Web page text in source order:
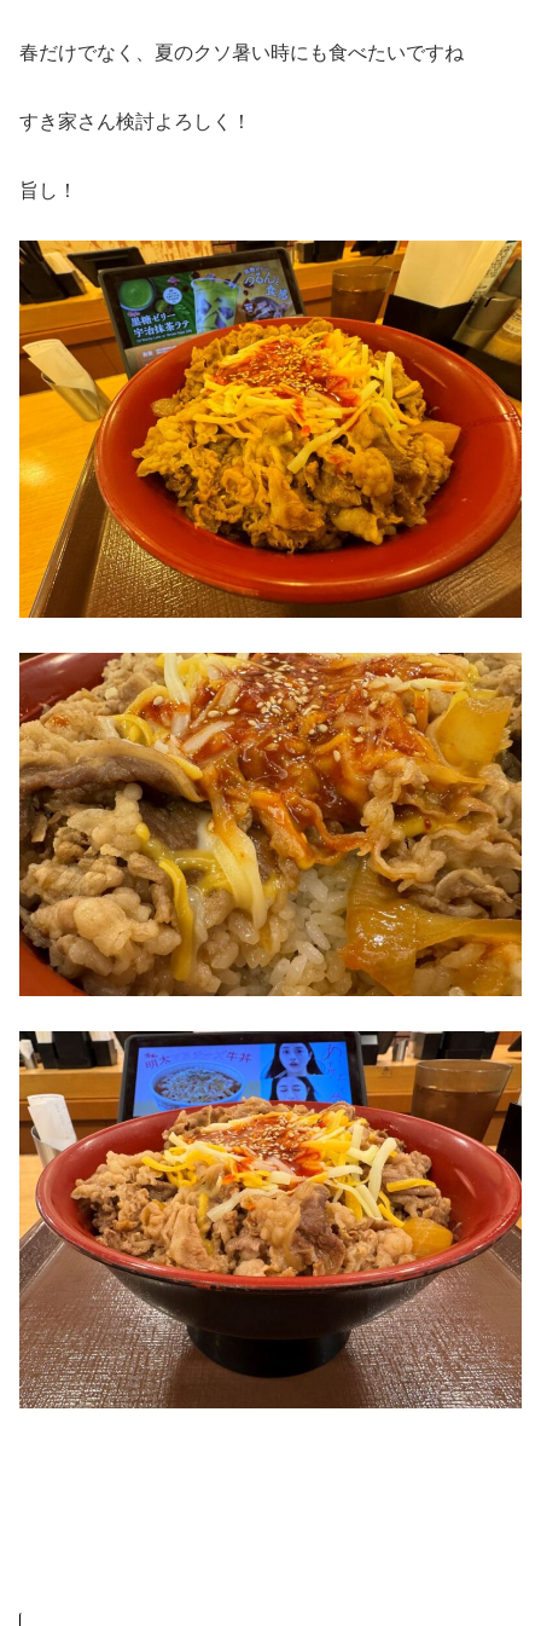
春だけでなく、夏のクソ暑い時にも食べたいですね
すき家さん検討よろしく！
旨し！